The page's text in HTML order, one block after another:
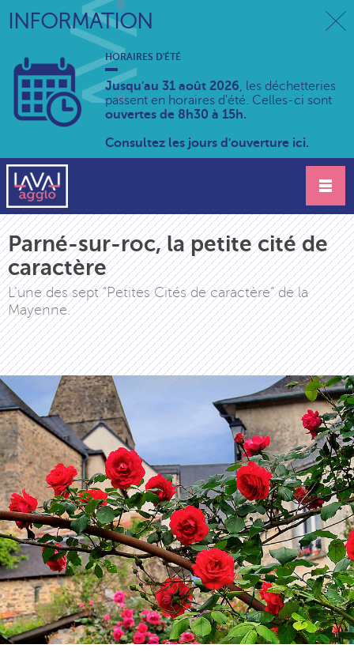
INFORMATION
HORAIRES D'ÉTÉ
Jusqu'au 31 août 2026, les déchetteries
passent en horaires d'été. Celles-ci sont
ouvertes de 8h30 à 15h.
Consultez les jours d'ouverture ici.
Parné-sur-roc, la petite cité de
caractère
L’une des sept “Petites Cités de caractère” de la
Mayenne.